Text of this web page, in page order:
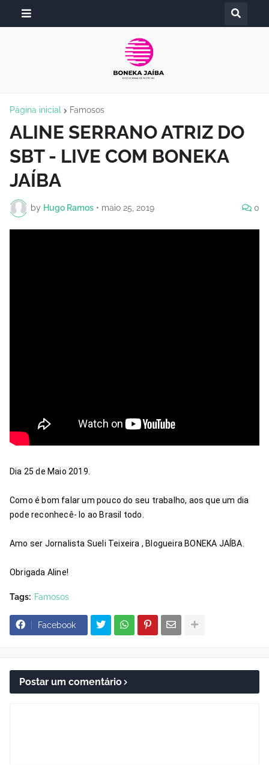
Página inicial Famosos
ALINE SERRANO ATRIZ DO
SBT - LIVE COM BONEKA
JAÍBA
by Hugo Ramos • maio 25, 2019 0
Dia 25 de Maio 2019.
Como é bom falar um pouco do seu trabalho, aos que um dia
pode reconhecê- lo ao Brasil todo.
Amo ser Jornalista Sueli Teixeira , Blogueira BONEKA JAÍBA.
Obrigada Aline!
Tags: Famosos
Facebook
Postar um comentário